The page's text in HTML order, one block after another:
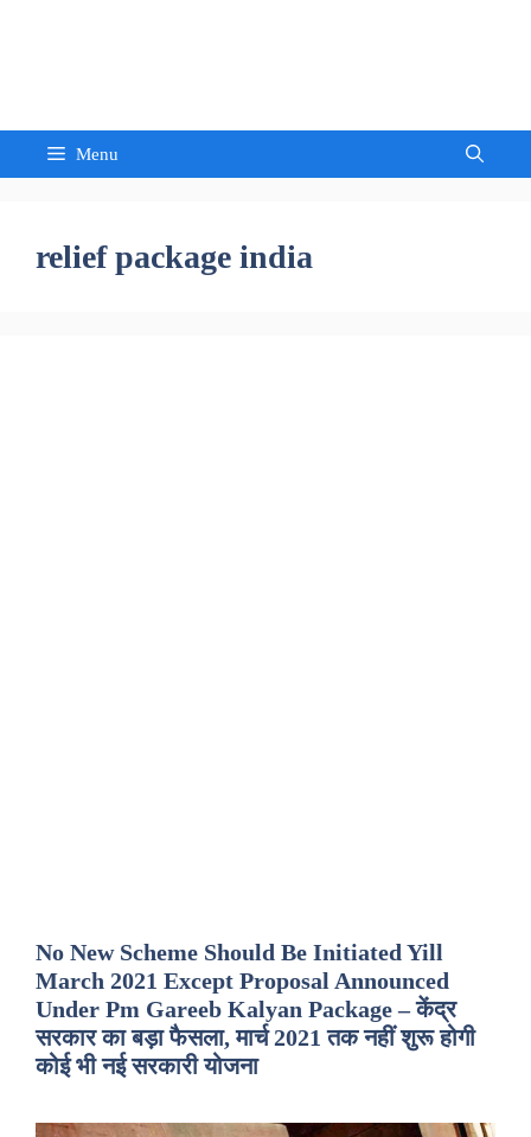
Menu
relief package india
No New Scheme Should Be Initiated Yill
March 2021 Except Proposal Announced
Under Pm Gareeb Kalyan Package – केंद्र
सरकार का बड़ा फैसला, मार्च 2021 तक नहीं शुरू होगी
कोई भी नई सरकारी योजना